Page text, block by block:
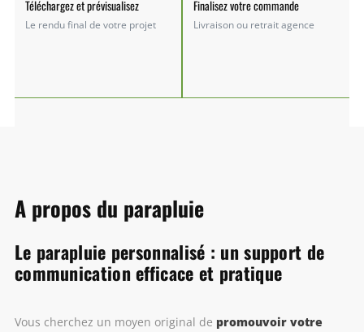
Téléchargez et prévisualisez
Le rendu final de votre projet
Finalisez votre commande
Livraison ou retrait agence
A propos du parapluie
Le parapluie personnalisé : un support de
communication efficace et pratique
Vous cherchez un moyen original de promouvoir votre